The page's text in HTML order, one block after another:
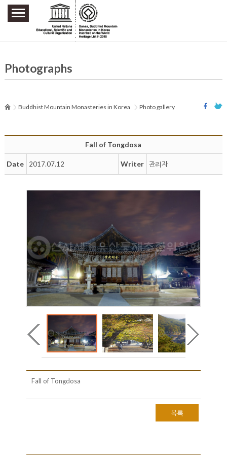
주요메뉴 바로가기
본문 바로가기
하단메뉴 바로가기
Photographs
Buddhist Mountain Monasteries in Korea Photo gallery
Fall of Tongdosa
Date 2017.07.12 Writer 관리자
Fall of Tongdosa
목록